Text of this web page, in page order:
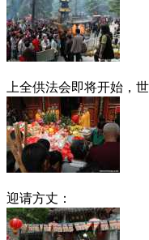
上全供法会即将开始，
迎请方丈：